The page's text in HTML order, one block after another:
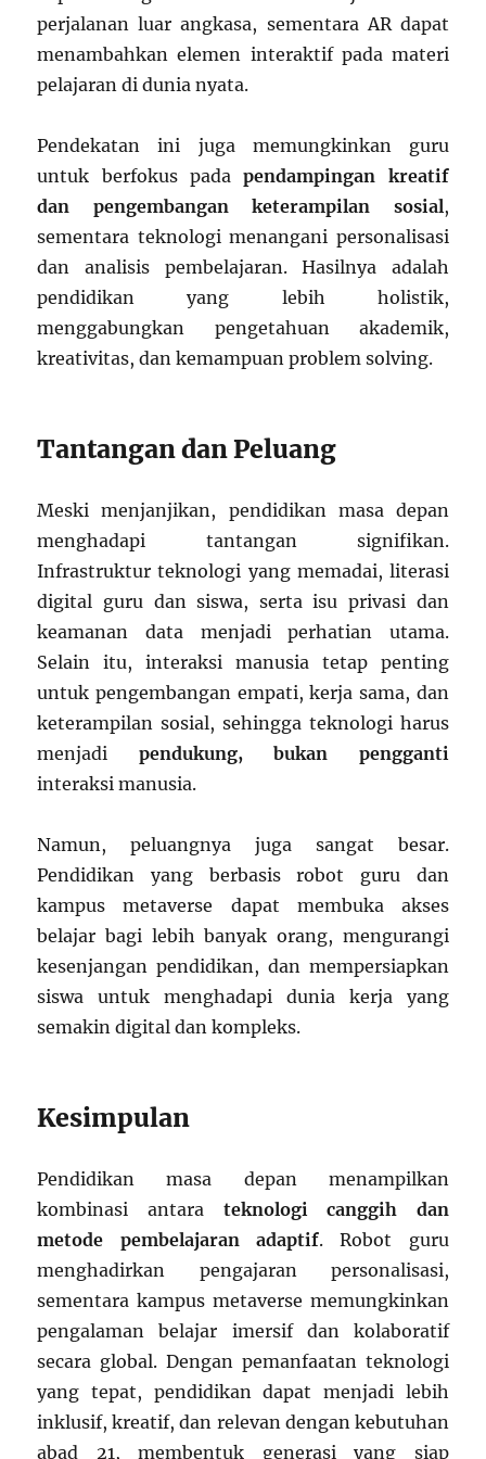
perjalanan luar angkasa, sementara AR dapat
menambahkan elemen interaktif pada materi
pelajaran di dunia nyata.
Pendekatan ini juga memungkinkan guru
untuk berfokus padapendampingan kreatif
dan pengembangan keterampilan sosial,
sementara teknologi menangani personalisasi
dan analisis pembelajaran. Hasilnya adalah
pendidikan yang lebih holistik,
menggabungkan pengetahuan akademik,
kreativitas, dan kemampuan problem solving.
Tantangan dan Peluang
Meski menjanjikan, pendidikan masa depan
menghadapi tantangan signifikan.
Infrastruktur teknologi yang memadai, literasi
digital guru dan siswa, serta isu privasi dan
keamanan data menjadi perhatian utama.
Selain itu, interaksi manusia tetap penting
untuk pengembangan empati, kerja sama, dan
keterampilan sosial, sehingga teknologi harus
menjadi pendukung, bukan pengganti
interaksi manusia.
Namun, peluangnya juga sangat besar.
Pendidikan yang berbasis robot guru dan
kampus metaverse dapat membuka akses
belajar bagi lebih banyak orang, mengurangi
kesenjangan pendidikan, dan mempersiapkan
siswa untuk menghadapi dunia kerja yang
semakin digital dan kompleks.
Kesimpulan
Pendidikan masa depan menampilkan
kombinasi antara teknologi canggih dan
metode pembelajaran adaptif. Robot guru
menghadirkan pengajaran personalisasi,
sementara kampus metaverse memungkinkan
pengalaman belajar imersif dan kolaboratif
secara global. Dengan pemanfaatan teknologi
yang tepat, pendidikan dapat menjadi lebih
inklusif, kreatif, dan relevan dengan kebutuhan
abad 21, membentuk generasi yang siap